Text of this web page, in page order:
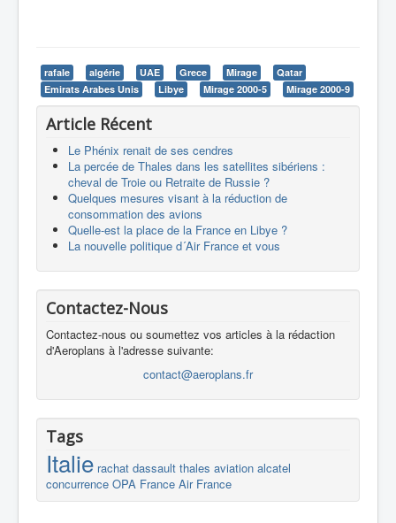
rafale algérie UAE Grece Mirage
Qatar
Emirats Arabes Unis
Libye Mirage 2000-5 Mirage 2000-9
Article Récent
Le Phénix renait de ses cendres
La percée de Thales dans les satellites sibériens :
cheval de Troie ou Retraite de Russie ?
Quelques mesures visant à la réduction de
consommation des avions
Quelle-est la place de la France en Libye ?
La nouvelle politique d´Air France et vous
Contactez-Nous
Contactez-nous ou soumettez vos articles à la rédaction
d'Aeroplans à l'adresse suivante:
contact@aeroplans.fr
Tags
Italie rachat dassault thales aviation alcatel
concurrence OPA France Air France